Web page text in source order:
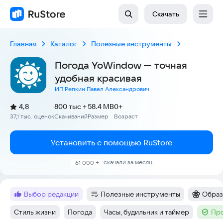
Скачать
Главная Каталог Полезные инструменты
Погода YoWindow — точная
удобная красивая
ИП Репкин Павел Александрович
Рейтинг:
4,8
(
37,1 тыс. оценок
)
Скачиваний
800 тыс +
Размер
58.4 MB
Возраст
0+
Установить с помощью RuStore
61 000 + скачали за месяц
Метка:
выбор редакции Категория:
Полезные инструменты
Тег:
Стиль жизни Тег :
Погода Тег:
Часы, будильник и таймер Тег :